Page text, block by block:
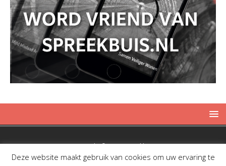
Copyright © 2019 Spreekbuis
Deze website maakt gebruik van cookies om uw ervaring te